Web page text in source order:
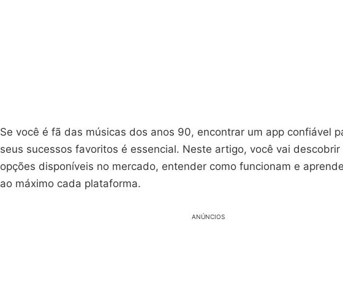
Se você é fã das músicas dos anos 90, encontrar um app confiável
seus sucessos favoritos é essencial. Neste artigo, você vai descobrir
opções disponíveis no mercado, entender como funcionam e
ao máximo cada plataforma.
ANÚNCIOS